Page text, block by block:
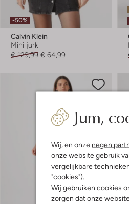
Jum,
Wij, en onze negen
onze website gebruik
vergelijkbare
"cookies").
Wij gebruiken cookies
zorgen dat onze
-50%
Calvin Klein
Mini jurk
€ 129,99 € 64,99